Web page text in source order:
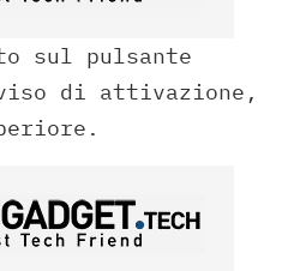
sul pulsante
di attivazione,